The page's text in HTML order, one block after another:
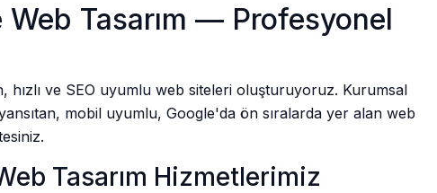
Web Tasarım — Profesyonel
hızlı ve SEO uyumlu web siteleri oluşturuyoruz. Kurumsal
mobil uyumlu, Google'da ön sıralarda yer alan web
Tasarım Hizmetlerimiz